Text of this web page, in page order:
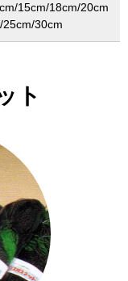
15cm/18cm/20cm
/25cm/30cm
ト